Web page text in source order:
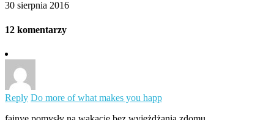
30 sierpnia 2016
12 komentarzy
Reply Do more of what makes you happ